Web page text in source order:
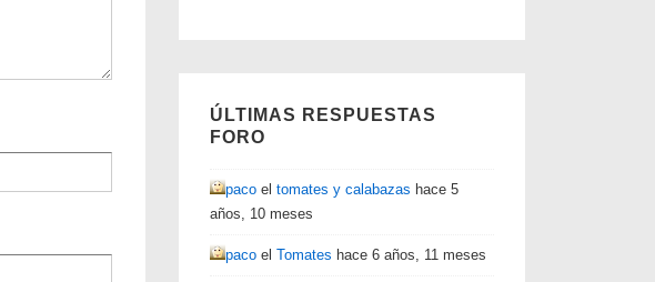
ÚLTIMAS RESPUESTAS
FORO
paco el tomates y calabazas hace 5
años, 10 meses
paco el Tomates hace 6 años, 11 meses